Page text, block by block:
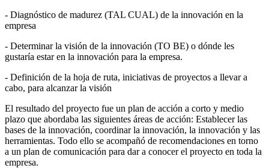
- Diagnóstico de madurez (TAL CUAL) de la innovación en la
empresa
- Determinar la visión de la innovación (TO BE) o dónde les
gustaría estar en la innovación para la empresa.
- Definición de la hoja de ruta, iniciativas de proyectos a llevar a
cabo, para alcanzar la visión
El resultado del proyecto fue un plan de acción a corto y medio
plazo que abordaba las siguientes áreas de acción: Establecer las
bases de la innovación, coordinar la innovación, la innovación y las
herramientas. Todo ello se acompañó de recomendaciones en torno
a un plan de comunicación para dar a conocer el proyecto en toda la
empresa.